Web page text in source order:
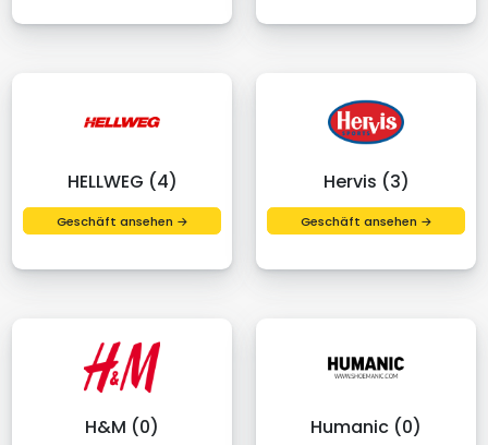
HELLWEG (4)
Geschäft ansehen →
Hervis (3)
Geschäft ansehen →
H&M (0) Humanic (0)